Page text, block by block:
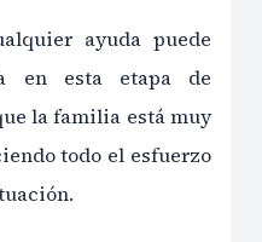
ayuda puede
en esta etapa de
la familia está muy
todo el esfuerzo